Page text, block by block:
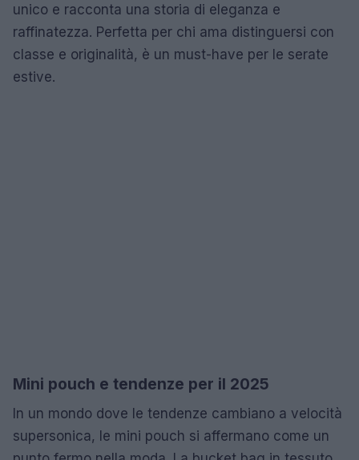
unico e racconta una storia di eleganza e
raffinatezza. Perfetta per chi ama distinguersi con
classe e originalità, è un must-have per le serate
estive.
Mini pouch e tendenze per il 2025
In un mondo dove le tendenze cambiano a velocità
supersonica, le mini pouch si affermano come un